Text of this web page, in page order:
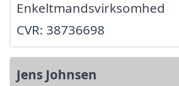
Enkeltmandsvirksomhed
CVR: 38736698
Jens Johnsen